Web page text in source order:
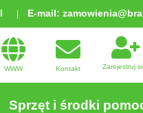
E-mail:
WWW Kontakt Zarejestruj
Sprzęt i środki